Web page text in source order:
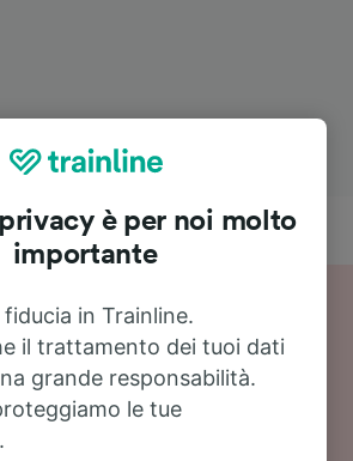
Cenon a Mérignac-Arlac
Mérignac-Arlac: orari,
da Cenon a Mérignac-Arlac?
è per noi molto
importante
in Trainline.
il trattamento dei tuoi dati
grande responsabilità.
le tue